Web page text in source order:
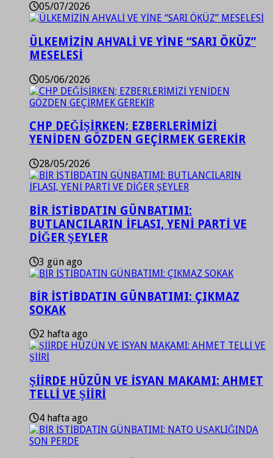
05/07/2026
ÜLKEMİZİN AHVALİ VE YİNE “SARI ÖKÜZ”
MESELESİ
05/06/2026
CHP DEĞİŞİRKEN; EZBERLERİMİZİ
YENİDEN GÖZDEN GEÇİRMEK GEREKİR
28/05/2026
BİR İSTİBDATIN GÜNBATIMI:
BUTLANCILARIN İFLASI, YENİ PARTİ VE
DİĞER ŞEYLER
3 gün ago
BİR İSTİBDATIN GÜNBATIMI: ÇIKMAZ
SOKAK
2 hafta ago
ŞİİRDE HÜZÜN VE İSYAN MAKAMI: AHMET
TELLİ VE ŞİİRİ
4 hafta ago